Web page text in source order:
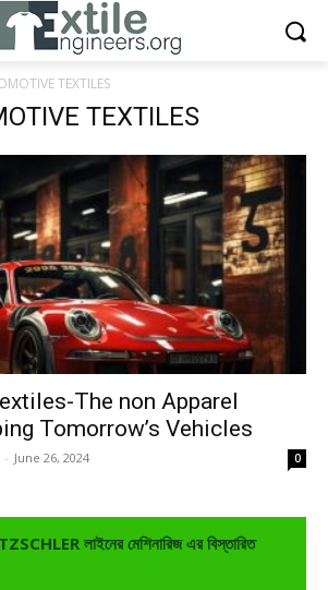
TEXTILES
TEXTILES
The non Apparel
Tomorrow’s Vehicles
- June 26, 2024 0